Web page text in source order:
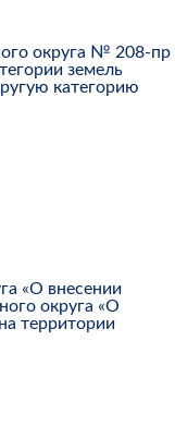
округа № 208-пр
земель
категорию
«О внесении
округа «О
территории